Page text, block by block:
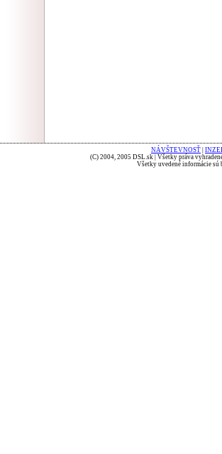
NÁVŠTEVNOSŤ
(C) 2004, 2005 DSL.sk | Všetky práva
Všetky uvedené informácie sú